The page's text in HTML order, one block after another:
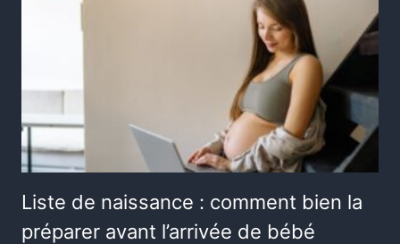
Liste de naissance : comment bien la
préparer avant l’arrivée de bébé